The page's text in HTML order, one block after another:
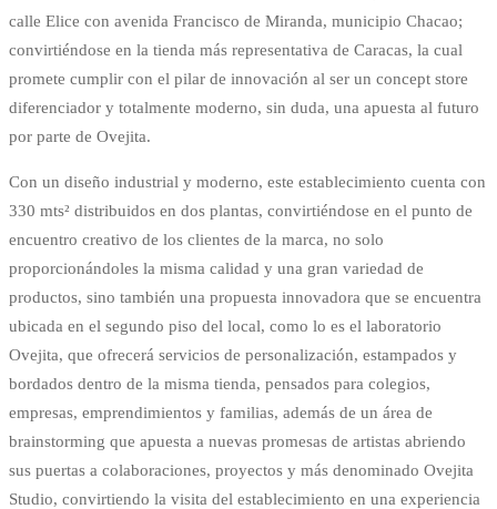
calle Elice con avenida Francisco de Miranda, municipio Chacao;
convirtiéndose en la tienda más representativa de Caracas, la cual
promete cumplir con el pilar de innovación al ser un concept store
diferenciador y totalmente moderno, sin duda, una apuesta al futuro
por parte de Ovejita.
Con un diseño industrial y moderno, este establecimiento cuenta con
330 mts² distribuidos en dos plantas, convirtiéndose en el punto de
encuentro creativo de los clientes de la marca, no solo
proporcionándoles la misma calidad y una gran variedad de
productos, sino también una propuesta innovadora que se encuentra
ubicada en el segundo piso del local, como lo es el laboratorio
Ovejita, que ofrecerá servicios de personalización, estampados y
bordados dentro de la misma tienda, pensados para colegios,
empresas, emprendimientos y familias, además de un área de
brainstorming que apuesta a nuevas promesas de artistas abriendo
sus puertas a colaboraciones, proyectos y más denominado Ovejita
Studio, convirtiendo la visita del establecimiento en una experiencia